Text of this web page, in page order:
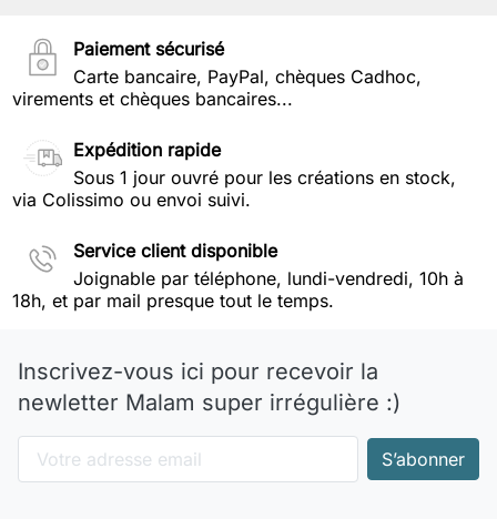
Paiement sécurisé
Carte bancaire, PayPal, chèques Cadhoc,
virements et chèques bancaires...
Expédition rapide
Sous 1 jour ouvré pour les créations en stock,
via Colissimo ou envoi suivi.
Service client disponible
Joignable par téléphone, lundi-vendredi, 10h à
18h, et par mail presque tout le temps.
Inscrivez-vous ici pour recevoir la
newletter Malam super irrégulière :)